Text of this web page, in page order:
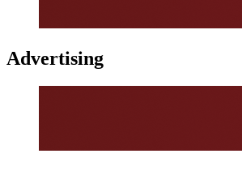
Advertising